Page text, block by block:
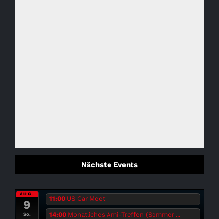
Nächste Events
AUG.
9
So.
11:00 US Car Meet
14:00 Monatliches Ami-Treffen (Sommer ...